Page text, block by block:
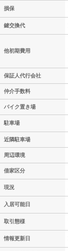
損保
鍵交換代
他初期費用
保証人代行会社
仲介手数料
バイク置き場
駐車場
近隣駐車場
周辺環境
借家区分
現況
入居可能日
取引態様
情報更新日